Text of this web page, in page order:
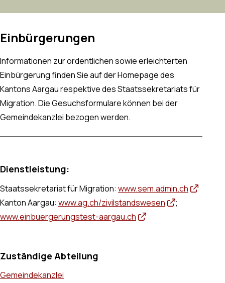
Einbürgerungen
Informationen zur ordentlichen sowie erleichterten
Einbürgerung finden Sie auf der Homepage des
Kantons Aargau respektive des Staatssekretariats für
Migration. Die Gesuchsformulare können bei der
Gemeindekanzlei bezogen werden.
Dienstleistung:
Staatssekretariat für Migration: www.sem.admin.ch
Kanton Aargau: www.ag.ch/zivilstandswesen
;
www.einbuergerungstest-aargau.ch
Zuständige Abteilung
Gemeindekanzlei